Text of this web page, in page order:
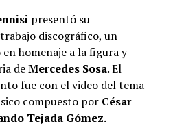
presentó su
discográfico, un
homenaje a la figura y
deMercedes Sosa. El
fue con el video del tema
compuesto por César
Tejada Gómez.